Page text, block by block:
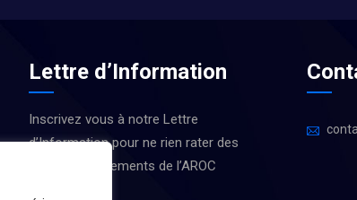
Lettre d’Information
Inscrivez vous à notre Lettre
d’Information pour ne rien rater des
Actus et Évènements de l’AROC